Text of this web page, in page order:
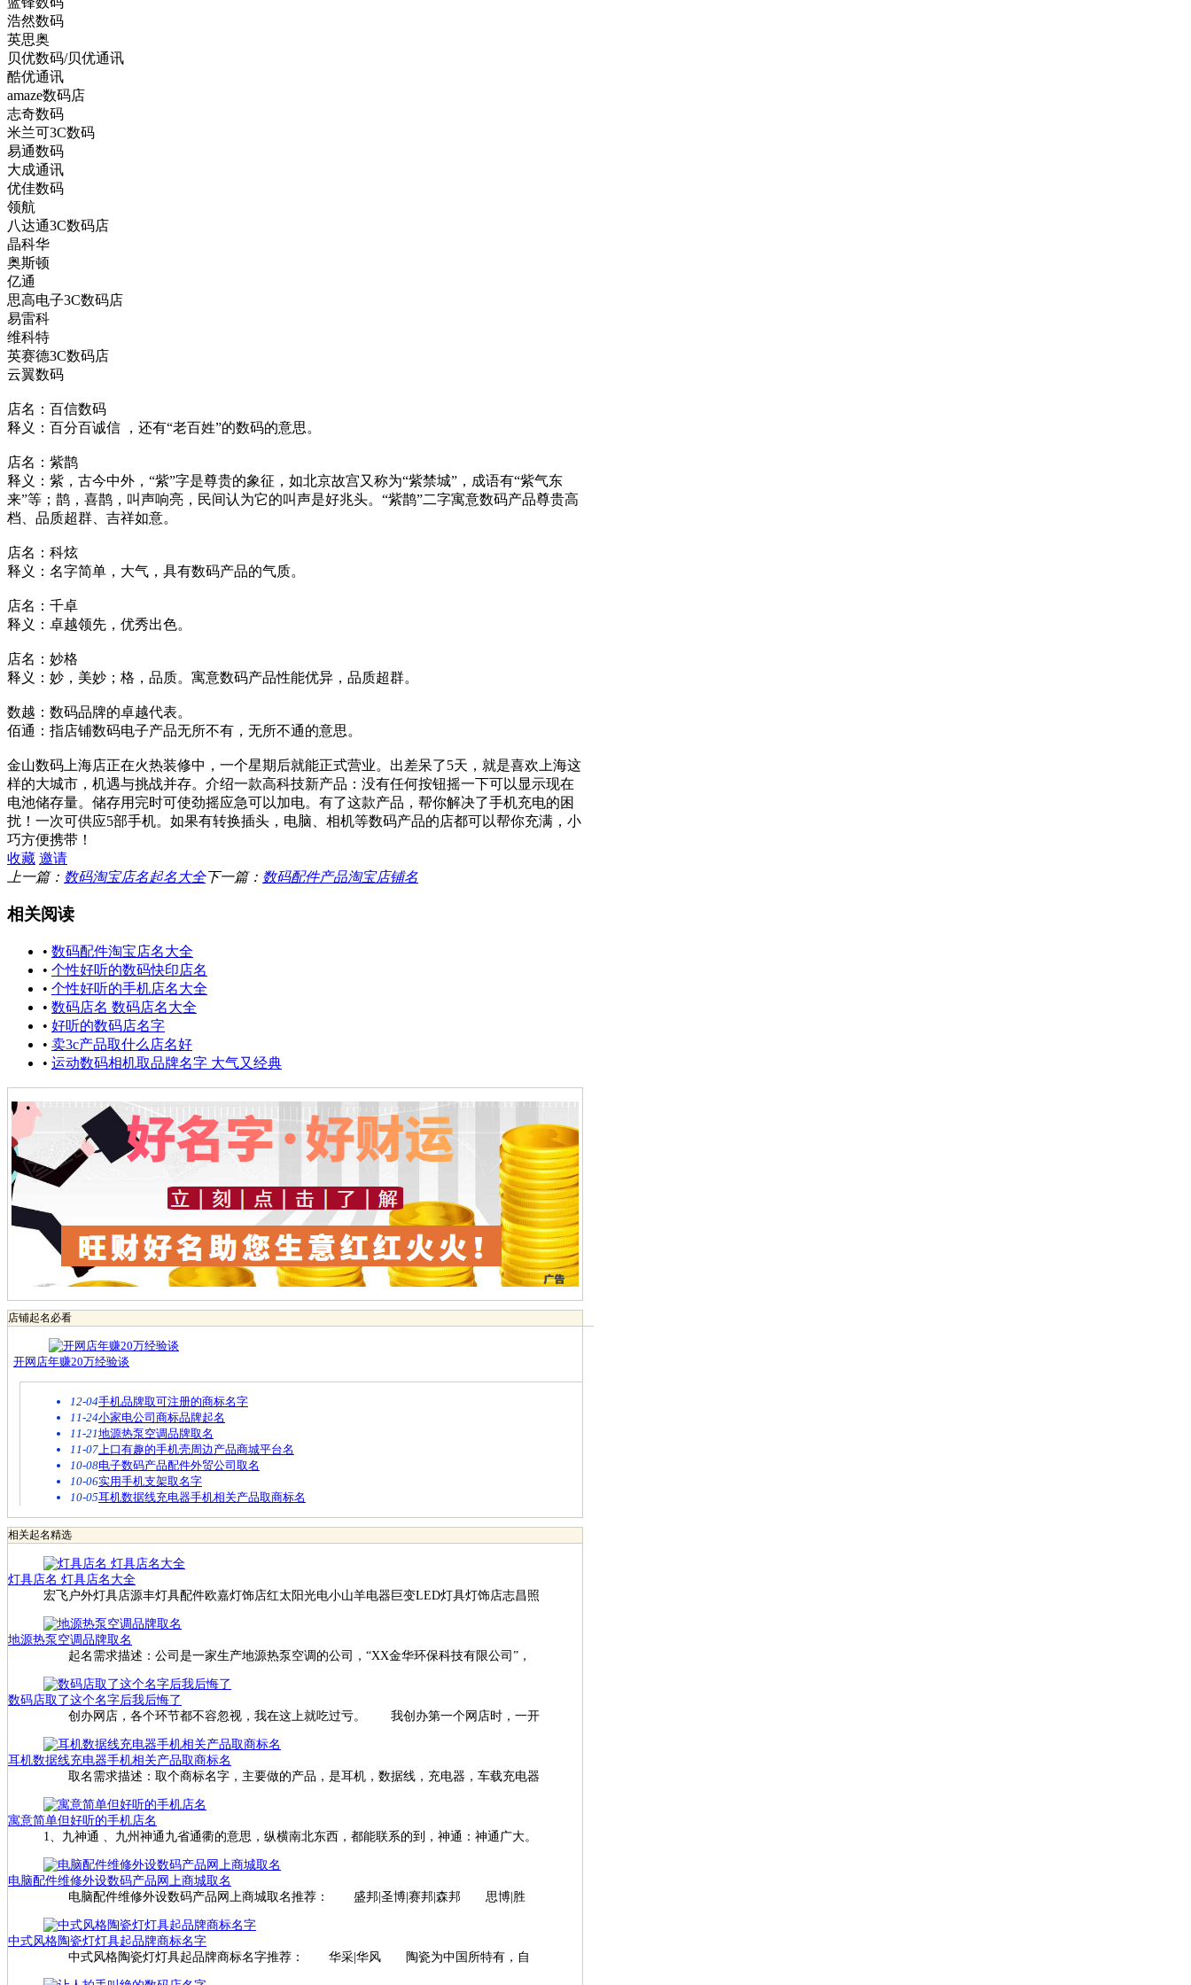
浩然数码
英思奥
贝优数码/贝优通讯
酷优通讯
amaze数码店
志奇数码
米兰可3C数码
易通数码
大成通讯
优佳数码
领航
八达通3C数码店
晶科华
奥斯顿
亿通
思高电子3C数码店
易雷科
维科特
英赛德3C数码店
云翼数码
店名：百信数码
释义：百分百诚信 ，还有“老百姓”的数码的意思。
店名：紫鹊
释义：紫，古今中外，“紫”字是尊贵的象征，如北京故宫又称为“紫禁城”，成语有“紫气东
来”等；鹊，喜鹊，叫声响亮，民间认为它的叫声是好兆头。“紫鹊”二字寓意数码产品尊贵高
档、品质超群、吉祥如意。
店名：科炫
释义：名字简单，大气，具有数码产品的气质。
店名：千卓
释义：卓越领先，优秀出色。
店名：妙格
释义：妙，美妙；格，品质。寓意数码产品性能优异，品质超群。
数越：数码品牌的卓越代表。
佰通：指店铺数码电子产品无所不有，无所不通的意思。
金山数码上海店正在火热装修中，一个星期后就能正式营业。出差呆了5天，就是喜欢上海这
样的大城市，机遇与挑战并存。介绍一款高科技新产品：没有任何按钮摇一下可以显示现在
电池储存量。储存用完时可使劲摇应急可以加电。有了这款产品，帮你解决了手机充电的困
扰！一次可供应5部手机。如果有转换插头，电脑、相机等数码产品的店都可以帮你充满，小
巧方便携带！
收藏 邀请
上一篇： 数码淘宝店名起名大全下一篇： 数码配件产品淘宝店铺名
相关阅读
• 数码配件淘宝店名大全
• 个性好听的数码快印店名
• 个性好听的手机店名大全
• 数码店名 数码店名大全
• 好听的数码店名字
• 卖3c产品取什么店名好
• 运动数码相机取品牌名字 大气又经典
店铺起名必看
开网店年赚20万经验谈
12-04手机品牌取可注册的商标名字
11-24小家电公司商标品牌起名
11-21地源热泵空调品牌取名
11-07上口有趣的手机壳周边产品商城平台名
10-08电子数码产品配件外贸公司取名
10-06实用手机支架取名字
10-05耳机数据线充电器手机相关产品取商标名
相关起名精选
灯具店名 灯具店名大全
宏飞户外灯具店源丰灯具配件欧嘉灯饰店红太阳光电小山羊电器巨变LED灯具灯饰店志昌照
地源热泵空调品牌取名
起名需求描述：公司是一家生产地源热泵空调的公司，“XX金华环保科技有限公司”，
数码店取了这个名字后我后悔了
创办网店，各个环节都不容忽视，我在这上就吃过亏。 我创办第一个网店时，一开
耳机数据线充电器手机相关产品取商标名
取名需求描述：取个商标名字，主要做的产品，是耳机，数据线，充电器，车载充电器
寓意简单但好听的手机店名
1、九神通 、九州神通九省通衢的意思，纵横南北东西，都能联系的到，神通：神通广大。
电脑配件维修外设数码产品网上商城取名
电脑配件维修外设数码产品网上商城取名推荐： 盛邦|圣博|赛邦|森邦 思博|胜
中式风格陶瓷灯灯具起品牌商标名字
中式风格陶瓷灯灯具起品牌商标名字推荐： 华采|华风 陶瓷为中国所特有，自